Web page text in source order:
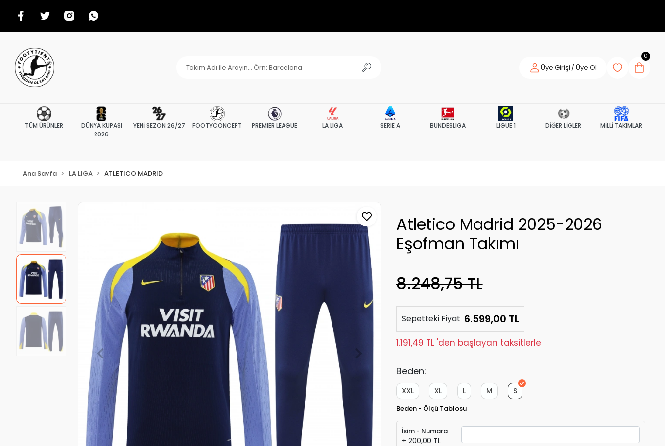
Üye Girişi / Üye Ol
0
TÜM ÜRÜNLER
DÜNYA KUPASI
2026
YENİ SEZON 26/27 FOOTYCONCEPT PREMIER LEAGUE LA LIGA SERIE A BUNDESLIGA LIGUE 1 DİĞER LİGLER MİLLİ TAKIMLAR
Ana Sayfa LA LIGA ATLETICO MADRID
Atletico Madrid 2025-2026
Eşofman Takımı
8.248,75 TL
Sepetteki Fiyat 6.599,00 TL
1.191,49 TL 'den başlayan taksitlerle
Beden:
S
M
L
XL
XXL
Beden - Ölçü Tablosu
İsim - Numara
+ 200,00 TL